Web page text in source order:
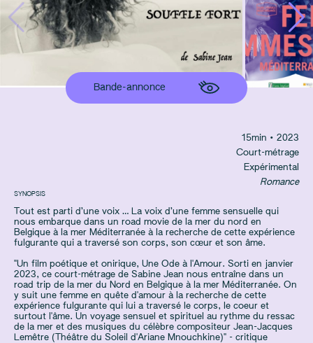
Bande-annonce
SYNOPSIS
Tout est parti d’une voix … La voix d’une femme sensuelle qui
nous embarque dans un road movie de la mer du nord en
Belgique à la mer Méditerranée à la recherche de cette expérience
fulgurante qui a traversé son corps, son cœur et son âme.
"Un film poétique et onirique, Une Ode à l'Amour. Sorti en janvier
2023, ce court-métrage de Sabine Jean nous entraîne dans un
road trip de la mer du Nord en Belgique à la mer Méditerranée. On
y suit une femme en quête d'amour à la recherche de cette
expérience fulgurante qui lui a traversé le corps, le coeur et
surtout l'âme. Un voyage sensuel et spirituel au rythme du ressac
de la mer et des musiques du célèbre compositeur Jean-Jacques
Lemêtre (Théâtre du Soleil d'Ariane Mnouchkine)" - critique
15min • 2023
Court-métrage
Expérimental
Romance